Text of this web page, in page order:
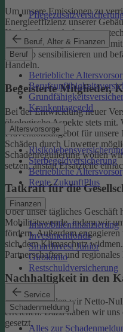
Beruf, Alter & Finanzen
Beruf
Betriebliche
Krankentagegeld
Altersvorsorge
Sterbegeldversicherung
Betriebliche
Rente ZukunftPlus
Finanzen
Immobilienfinanzierung
Investmentfonds
SmartInvest Junior
Girokonto
Restschuldversicherung
Service
Schadenmeldung
Alles zur
Um unsere Emissionen zu
Energieeffizienz unserer
Kreislaufwirtschaft unserer
sind ein wichtiger Hebel,
Deshalb sensibilisieren und
Handeln.
Begeisterte Mitglieder,
Bei der Entwicklung neuer
ökologische Aspekte stets mit.
Präventionsangebot für
Schäden durch Unwetter
Schadenregulierung wollen
setzen, anstatt Ersatzteile
Tatkraft für die
Über unser tägliches Geschäft
Mobilitätswende, indem wir
fördern. Außerdem
sich dem Klimaschutz
Partnerschaften und regionales
Nachhaltigkeit in den
Bis 2050 wollen wir Netto-
erreichen. Dazu haben wir
gesetzt.